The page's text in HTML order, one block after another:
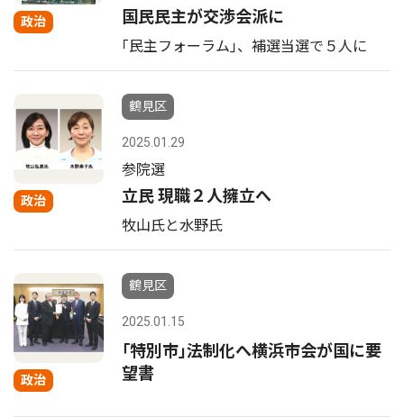
政治 国民民主が交渉会派に
｢民主フォーラム｣、補選当選で５人に
政治
鶴見区
2025.01.29
参院選
立民 現職２人擁立へ
牧山氏と水野氏
政治
鶴見区
2025.01.15
｢特別市｣法制化へ横浜市会が国に要
望書